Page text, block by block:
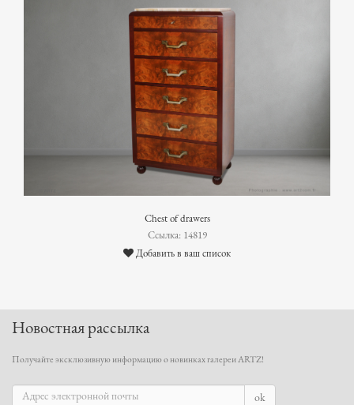
Chest of drawers
Ссылка: 14819
Добавить в ваш список
Новостная рассылка
Получайте эксклюзивную информацию о новинках галереи ARTZ!
ok